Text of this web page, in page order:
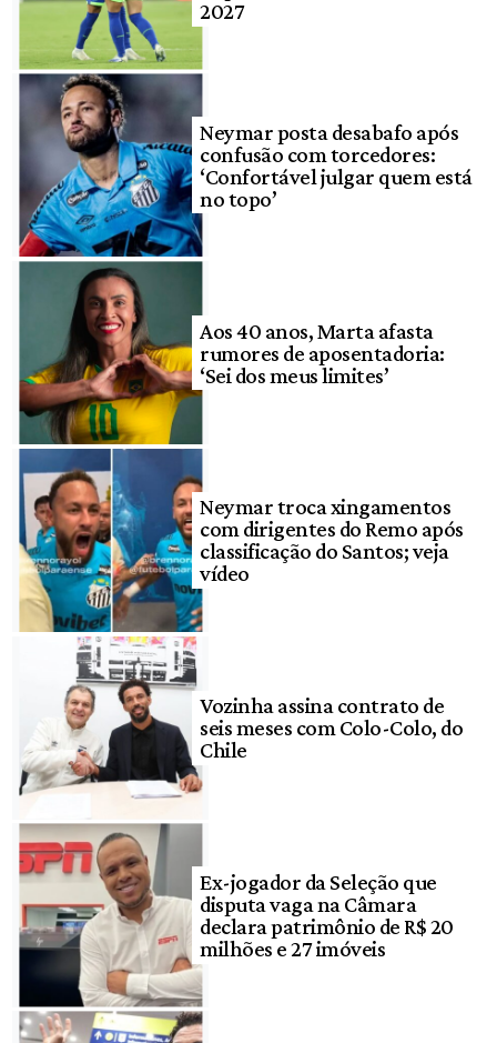
2027
Neymar posta desabafo após
confusão com torcedores:
‘Confortável julgar quem está
no topo’
Aos 40 anos, Marta afasta
rumores de aposentadoria:
‘Sei dos meus limites’
Neymar troca xingamentos
com dirigentes do Remo após
classificação do Santos; veja
vídeo
Vozinha assina contrato de
seis meses com Colo-Colo, do
Chile
Ex-jogador da Seleção que
disputa vaga na Câmara
declara patrimônio de R$ 20
milhões e 27 imóveis